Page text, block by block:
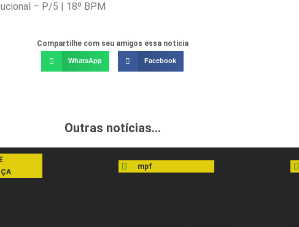
– P/5 | 18º BPM
Compartilhe com seu amigos essa notícia
WhatsApp Facebook
Outras notícias...
mpf